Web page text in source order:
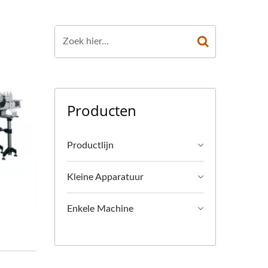
Producten
Productlijn
Kleine Apparatuur
Enkele Machine